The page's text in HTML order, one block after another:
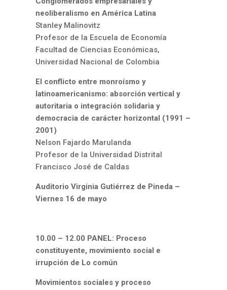
neoliberalismo en América Latina
Stanley Malinovitz
Profesor de la Escuela de Economía
Facultad de Ciencias Económicas,
Universidad Nacional de Colombia
El conflicto entre monroísmo y
latinoamericanismo: absorción vertical y
autoritaria o integración solidaria y
democracia de carácter horizontal (1991 –
2001)
Nelson Fajardo Marulanda
Profesor de la Universidad Distrital
Francisco José de Caldas
Auditorio Virginia Gutiérrez de Pineda –
Viernes 16 de mayo
10.00 – 12.00 PANEL: Proceso
constituyente, movimiento social e
irrupción de Lo común
Movimientos sociales y proceso